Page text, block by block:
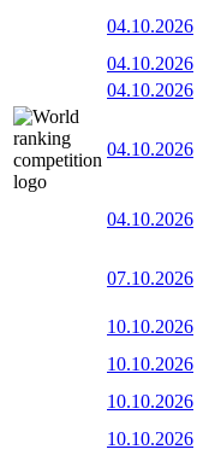
04.10.2026
04.10.2026
04.10.2026
04.10.2026
04.10.2026
07.10.2026
10.10.2026
10.10.2026
10.10.2026
10.10.2026